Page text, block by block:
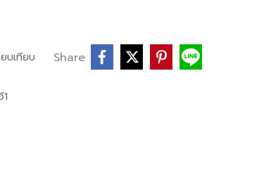
บเทียบ Share